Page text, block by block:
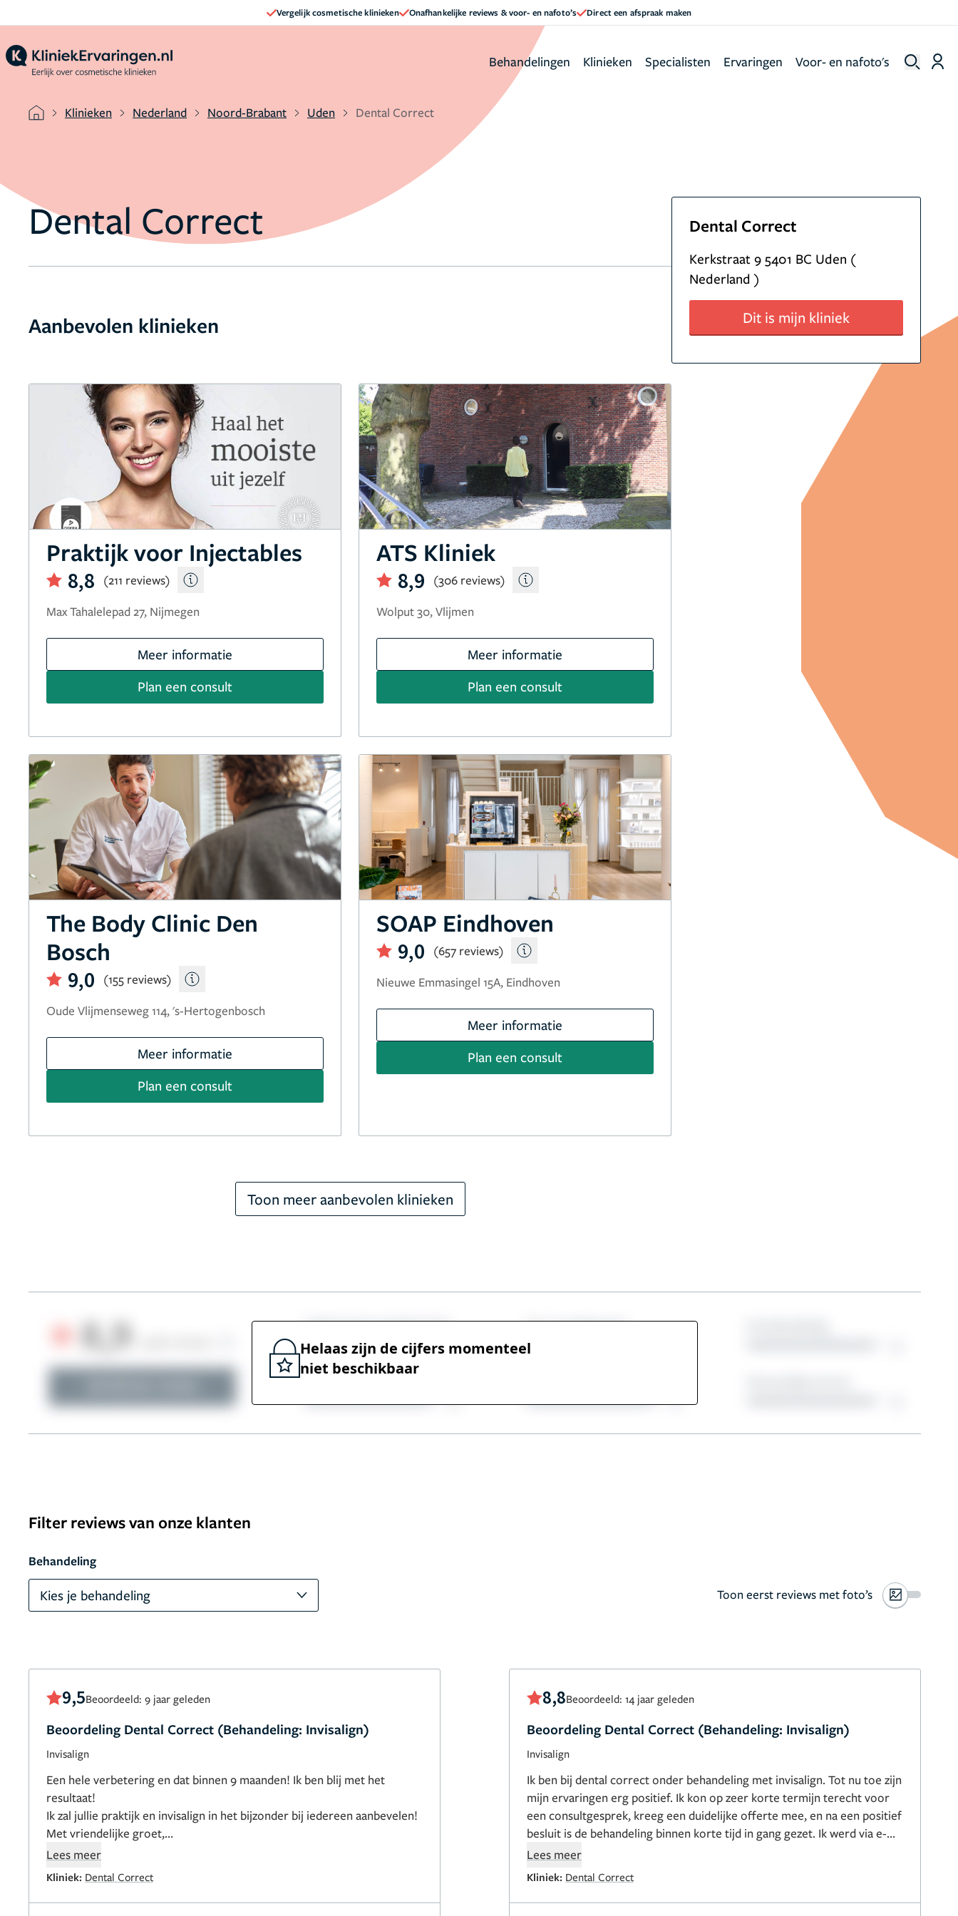
Vergelijk cosmetische klinieken Onafhankelijke reviews & voor- en nafoto’s Direct een afspraak maken
Behandelingen Klinieken Specialisten Ervaringen Voor- en nafoto's
Klinieken Nederland Noord-Brabant Uden Dental Correct
Dental Correct
Aanbevolen klinieken
Praktijk voor Injectables
8,8
(211 reviews)
Max Tahalelepad 27, Nijmegen
Meer informatie
Plan een consult
ATS Kliniek
8,9
(306 reviews)
Wolput 30, Vlijmen
Meer informatie
Plan een consult
The Body Clinic Den
Bosch
9,0
(155 reviews)
Oude Vlijmenseweg 114, 's-Hertogenbosch
Meer informatie
Plan een consult
SOAP Eindhoven
9,0
(657 reviews)
Nieuwe Emmasingel 15A, Eindhoven
Meer informatie
Plan een consult
Toon meer aanbevolen klinieken
Dental Correct
Kerkstraat 9 5401 BC Uden (
Nederland )
Dit is mijn kliniek
Helaas zijn de cijfers momenteel
niet beschikbaar
Filter reviews van onze klanten
Behandeling
Kies je behandeling Toon eerst reviews met foto’s
9,5Beoordeeld: 9 jaar geleden
Beoordeling Dental Correct (Behandeling: Invisalign)
Invisalign
Een hele verbetering en dat binnen 9 maanden! Ik ben blij met het
resultaat!
Ik zal jullie praktijk en invisalign in het bijzonder bij iedereen aanbevelen!
Met vriendelijke groet,
Louis Cleef
Lees meer
Kliniek: Dental Correct
8,8Beoordeeld: 14 jaar geleden
Beoordeling Dental Correct (Behandeling: Invisalign)
Invisalign
Ik ben bij dental correct onder behandeling met invisalign. Tot nu toe zijn
mijn ervaringen erg positief. Ik kon op zeer korte termijn terecht voor
een consultgesprek, kreeg een duidelijke offerte mee, en na een positief
besluit is de behandeling binnen korte tijd in gang gezet. Ik werd via e-
mail op de hoogte gehouden van de voortgang van de bestelling. Het
de orthodontist is dat hij veel ruimte laat voor de wens van de klant. Het
gebit hoeft niet helemaal perfect te worden. De keuze is aan de klant:
Lees meer
Kliniek: Dental Correct